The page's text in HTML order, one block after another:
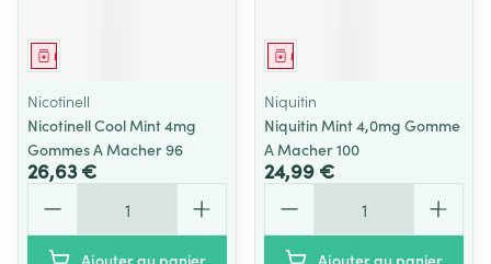
Médicament
Nicotinell
Nicotinell Cool Mint 4mg
Gommes A Macher 96
26,63 €
Ajouter au panier
Médicament
Niquitin
Niquitin Mint 4,0mg Gomme
A Macher 100
24,99 €
Ajouter au panier